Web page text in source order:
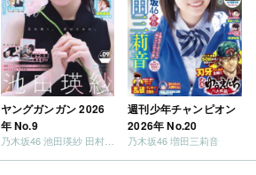
ヤングガンガン 2026
年 No.9
乃木坂46 池田瑛紗 田村真佑
週刊少年チャンピオン
2026年 No.20
乃木坂46 増田三莉音